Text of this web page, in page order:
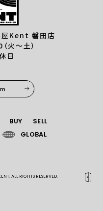
Kent 磐田店
火〜土）
日
BUY
SELL
GLOBAL
ALL RIGHTS RESERVED.